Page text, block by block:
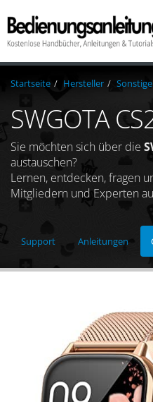
Startseite Hersteller Sonstige
SWGOTA
Sie möchten sich über die
austauschen?
Lernen, entdecken, fragen
Mitgliedern und Experten
Support Anleitungen